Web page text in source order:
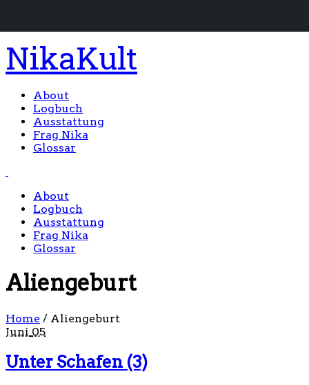
NikaKult
About
Logbuch
Ausstattung
Frag Nika
Glossar
About
Logbuch
Ausstattung
Frag Nika
Glossar
Aliengeburt
Home / Aliengeburt
Juni 05
Unter Schafen (3)